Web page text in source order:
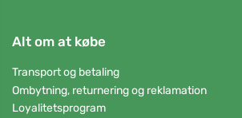
Alt om at købe
Transport og betaling
Ombytning, returnering og reklamation
Loyalitetsprogram